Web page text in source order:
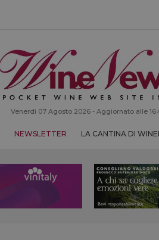
Venerdì 07 Agosto 2026 - Aggiornato alle
NEWSLETTER LA CANTINA DI